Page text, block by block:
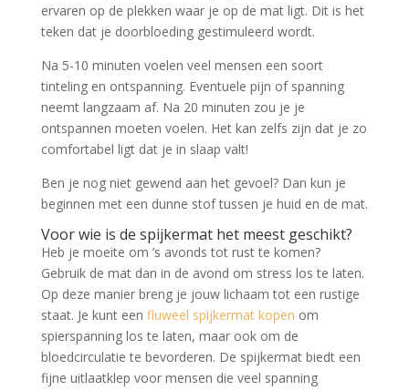
ervaren op de plekken waar je op de mat ligt. Dit is het
teken dat je doorbloeding gestimuleerd wordt.
Na 5-10 minuten voelen veel mensen een soort
tinteling en ontspanning. Eventuele pijn of spanning
neemt langzaam af. Na 20 minuten zou je je
ontspannen moeten voelen. Het kan zelfs zijn dat je zo
comfortabel ligt dat je in slaap valt!
Ben je nog niet gewend aan het gevoel? Dan kun je
beginnen met een dunne stof tussen je huid en de mat.
Voor wie is de spijkermat het meest geschikt?
Heb je moeite om ’s avonds tot rust te komen?
Gebruik de mat dan in de avond om stress los te laten.
Op deze manier breng je jouw lichaam tot een rustige
staat. Je kunt een fluweel spijkermat kopen om
spierspanning los te laten, maar ook om de
bloedcirculatie te bevorderen. De spijkermat biedt een
fijne uitlaatklep voor mensen die veel spanning